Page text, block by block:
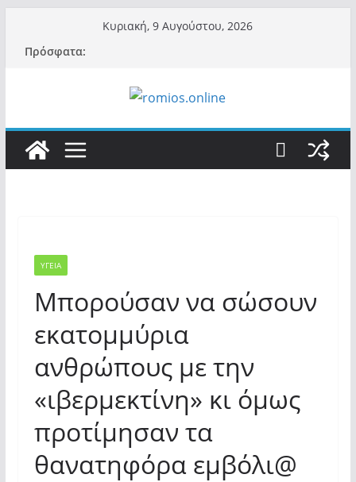
περιεχόμενο
Κυριακή, 9 Αυγούστου, 2026
Πρόσφατα:
ΥΓΕΙΑ
Μπορούσαν να σώσουν
εκατομμύρια
ανθρώπους με την
«ιβερμεκτίνη» κι όμως
προτίμησαν τα
θανατηφόρα εμβόλι@